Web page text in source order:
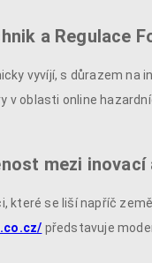
a Regulace
vyvíjí, s důrazem
v oblasti online
mezi inovací
které se liší napříč
představuje